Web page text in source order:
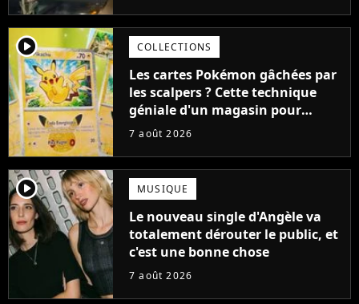
player2 COLLECTIONS
Les cartes Pokémon gâchées par
les scalpers ? Cette technique
géniale d'un magasin pour
ruiner les revendeurs
7 août 2026
player2 MUSIQUE
Le nouveau single d'Angèle va
totalement dérouter le public, et
c'est une bonne chose
7 août 2026